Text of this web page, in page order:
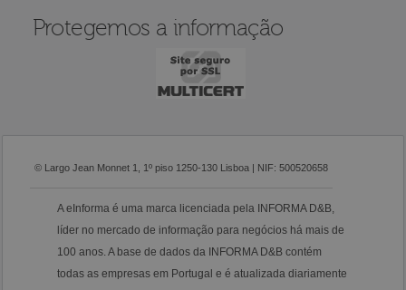
Protegemos a informação
© Largo Jean Monnet 1, 1º piso 1250-130 Lisboa | NIF: 500520658
A eInforma é uma marca licenciada pela INFORMA D&B,
líder no mercado de informação para negócios há mais de
100 anos. A base de dados da INFORMA D&B contém
todas as empresas em Portugal e é atualizada diariamente